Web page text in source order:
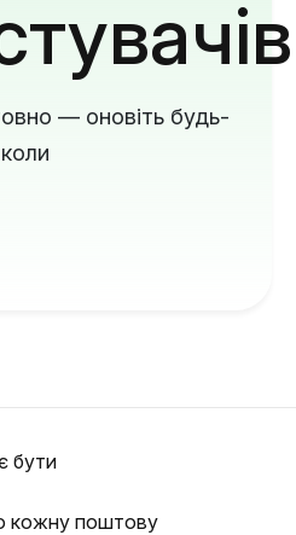
— оновіть будь-
коли
бути
кожну поштову